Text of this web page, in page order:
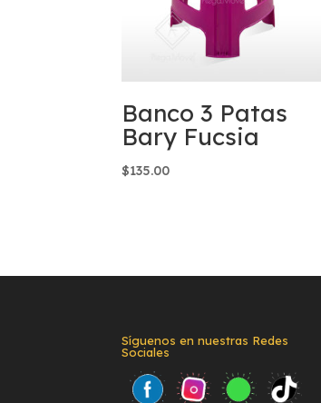
Banco 3 Patas
Bary Fucsia
$135.00
Síguenos en nuestras Redes
Sociales